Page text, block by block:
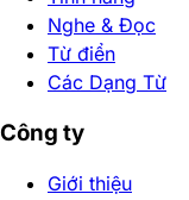
Nghe & Đọc
Từ điển
Các Dạng Từ
Công ty
Giới thiệu